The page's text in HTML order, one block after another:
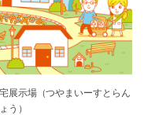
展示場（つやまいーすとらん
う）